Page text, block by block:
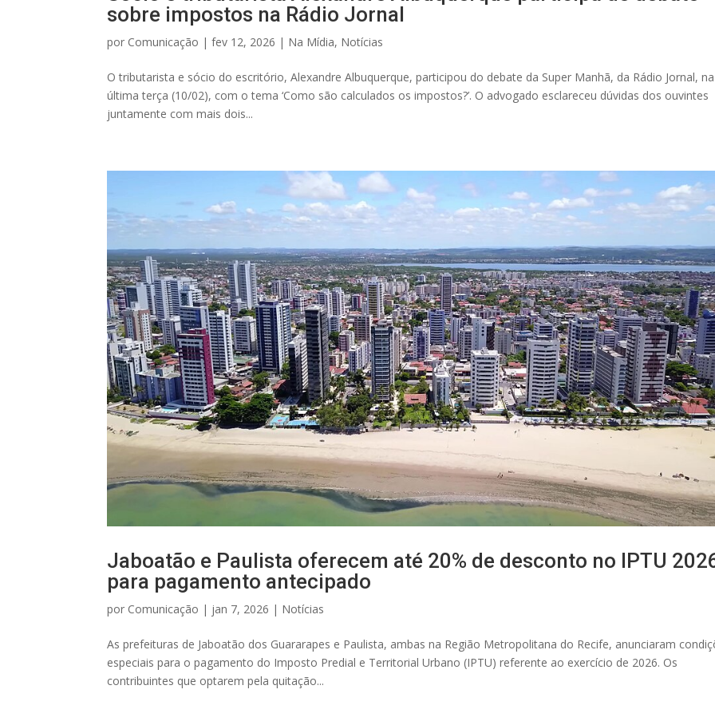
sobre impostos na Rádio Jornal
por Comunicação |fev 12, 2026 | Na Mídia, Notícias
O tributarista e sócio do escritório, Alexandre Albuquerque, participou do debate da Super Manhã, da Rádio Jornal, na
última terça (10/02), com o tema ‘Como são calculados os impostos?’. O advogado esclareceu dúvidas dos ouvintes
juntamente com mais dois...
Jaboatão e Paulista oferecem até 20% de desconto no IPTU
para pagamento antecipado
por Comunicação | jan 7, 2026 | Notícias
As prefeituras de Jaboatão dos Guararapes e Paulista, ambas na Região Metropolitana do Recife, anunciaram
especiais para o pagamento do Imposto Predial e Territorial Urbano (IPTU) referente ao exercício de 2026. Os
contribuintes que optarem pela quitação...